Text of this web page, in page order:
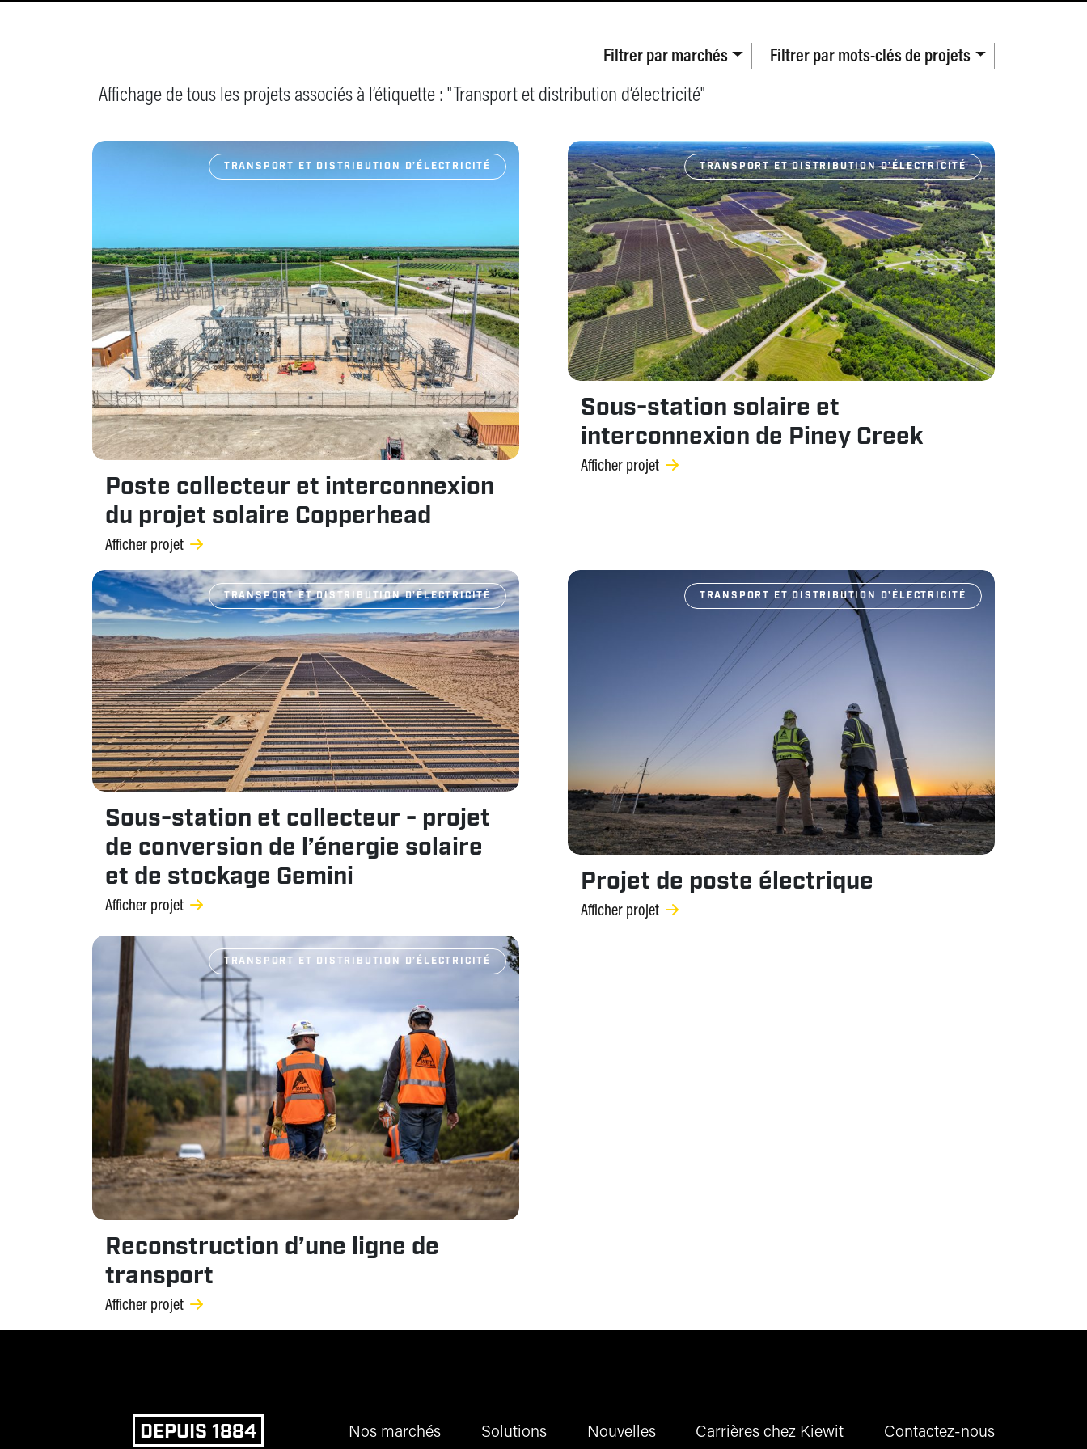
Filtrer parmarchés Filtrer parmots-clés de projets
Affichage de tous les projets associés à l’étiquette : "Transport et distribution d’électricité"
TRANSPORT ET DISTRIBUTION D’ÉLECTRICITÉ
Poste collecteur et interconnexion
du projet solaire Copperhead
Afficher projet
TRANSPORT ET DISTRIBUTION D’ÉLECTRICITÉ
Sous-station solaire et
interconnexion de Piney Creek
Afficher projet
TRANSPORT ET DISTRIBUTION D’ÉLECTRICITÉ
Sous-station et collecteur - projet
de conversion de l’énergie solaire
et de stockage Gemini
Afficher projet
TRANSPORT ET DISTRIBUTION D’ÉLECTRICITÉ
Projet de poste électrique
Afficher projet
TRANSPORT ET DISTRIBUTION D’ÉLECTRICITÉ
Reconstruction d’une ligne de
transport
Afficher projet
DEPUIS 1884 Nos marchés Solutions Nouvelles Carrières chez Kiewit Contactez-nous